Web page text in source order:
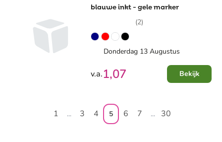
blauwe inkt - gele marker
(2)
Donderdag 13 Augustus
v.a.1,07 Bekijk
1 ... 3 4 5 6 7 ... 30